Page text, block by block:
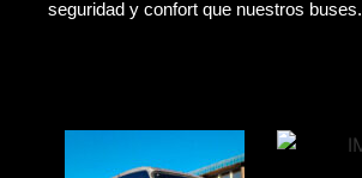
seguridad y confort que nuestros buses.